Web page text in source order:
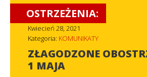
OSTRZEŻENIA:
Kwiecień 28, 2021
Kategoria: KOMUNIKATY
ZŁAGODZONE
1 MAJA